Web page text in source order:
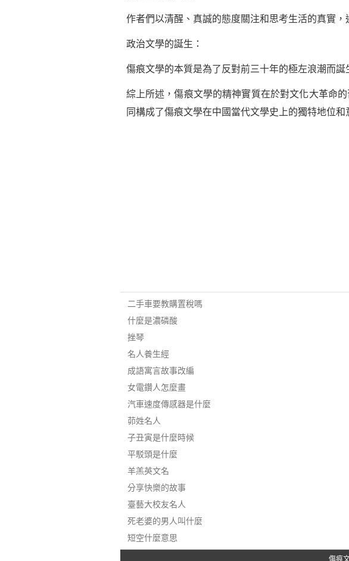
作者們以清醒、真誠的態度關注和思考生活的真實
政治文學的誕生：
傷痕文學的本質是為了反對前三十年的極左浪潮而
綜上所述，傷痕文學的精神實質在於對文化大革命
同構成了傷痕文學在中國當代文學史上的獨特地位和
二手車要教購置稅嗎
什麼是濃磷酸
挫琴
名人養生經
成語寓言故事改編
女電鑽人怎麼畫
汽車速度傳感器是什麼
茆姓名人
子丑寅是什麼時候
平駁頭是什麼
羊羔英文名
分享快樂的故事
臺藝大校友名人
死老婆的男人叫什麼
短空什麼意思
傷痕